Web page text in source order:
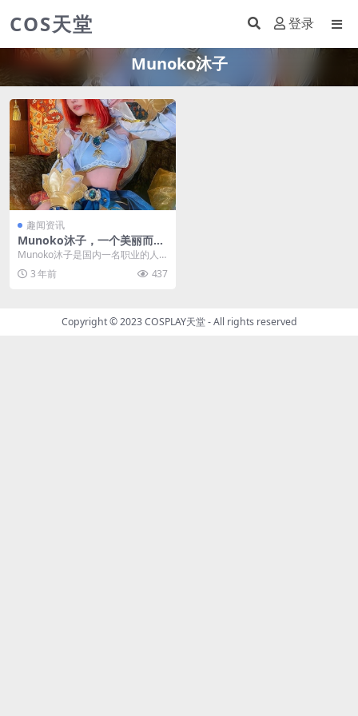
COS天堂 登录
Munoko沐子
趣闻资讯
Munoko沐子，一个美丽而着
名的国内coser亮相HCM漫画
Munoko沐子是国内一名职业的人
气女coser，目前居住在新加坡。根
据她在官方...
3 年前 437
Copyright © 2023COSPLAY天堂- All rights reserved